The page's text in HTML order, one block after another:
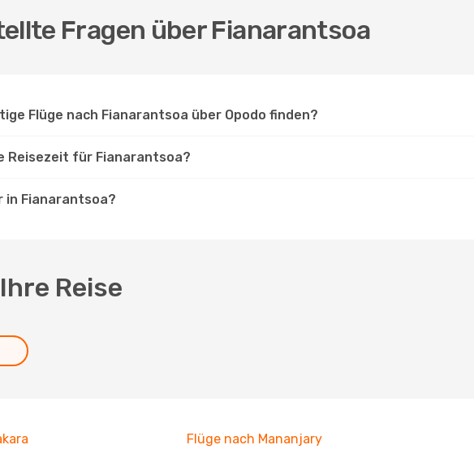
Fragen über Fianarantsoa
Flüge nach Fianarantsoa über Opodo finden?
Reisezeit für Fianarantsoa?
in Fianarantsoa?
Reise
Flüge nach Mananjary